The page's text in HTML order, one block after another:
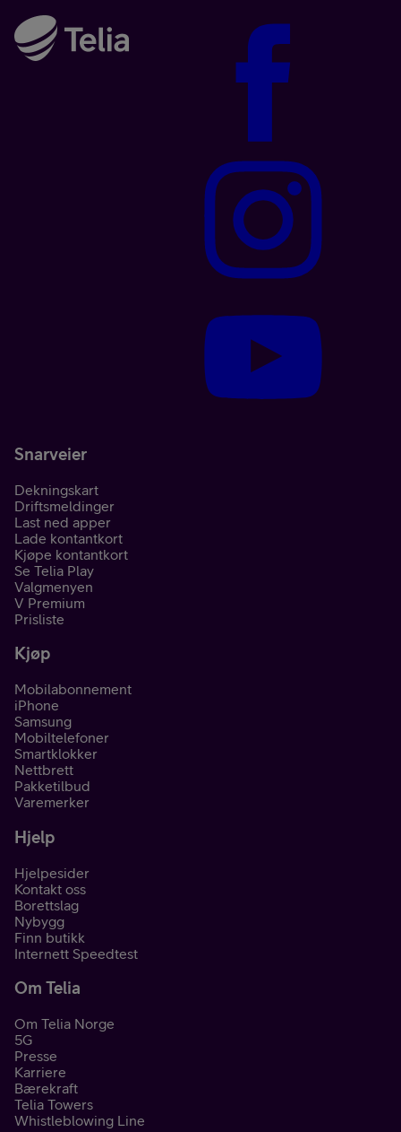
Snarveier
Dekningskart
Driftsmeldinger
Last ned apper
Lade kontantkort
Kjøpe kontantkort
Se Telia Play
Valgmenyen
V Premium
Prisliste
Kjøp
Mobilabonnement
iPhone
Samsung
Mobiltelefoner
Smartklokker
Nettbrett
Pakketilbud
Varemerker
Hjelp
Hjelpesider
Kontakt oss
Borettslag
Nybygg
Finn butikk
Internett Speedtest
Om Telia
Om Telia Norge
5G
Presse
Karriere
Bærekraft
Telia Towers
Whistleblowing Line